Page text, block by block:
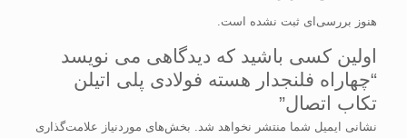
هنوز بررسی‌ای ثبت نشده است.
اولین کسی باشید که دیدگاهی می نویسد
“چهاراه فلنجدار هسته فولادی پلی اتیلن
تکاب اتصال”
نشانی ایمیل شما منتشر نخواهد شد. بخش‌های موردنیاز علامت‌گذاری